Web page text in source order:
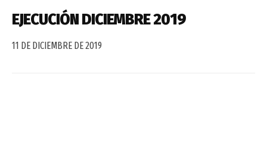
EJECUCIÓN DICIEMBRE 2019
11 DE DICIEMBRE DE 2019